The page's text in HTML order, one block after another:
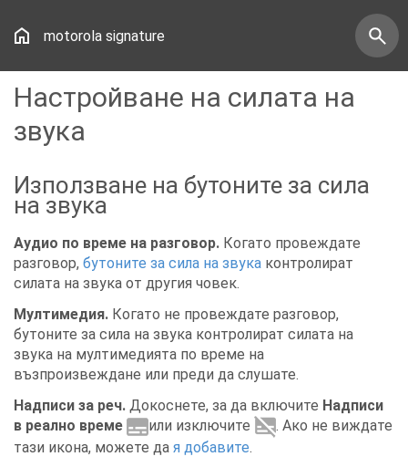
motorola signature
Настройване на силата на
звука
Използване на бутоните за сила
на звука
Аудио по време на разговор. Когато провеждате
разговор, бутоните за сила на звука контролират
силата на звука от другия човек.
Мултимедия. Когато не провеждате разговор,
бутоните за сила на звука контролират силата на
звука на мултимедията по време на
възпроизвеждане или преди да слушате.
Надписи за реч. Докоснете, за да включите Надписи
в реално време
или изключите
. Ако не виждате
тази икона, можете да я добавите.